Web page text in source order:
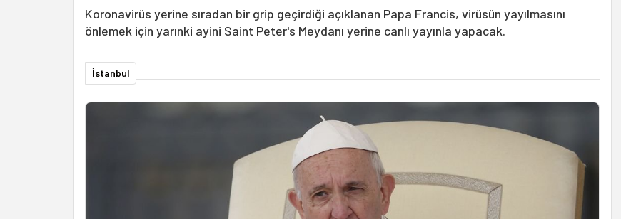
Koronavirüs yerine sıradan bir grip geçirdiği açıklanan Papa Francis, virüsün yayılmasını
önlemek için yarınki ayini Saint Peter's Meydanı yerine canlı yayınla yapacak.
İstanbul